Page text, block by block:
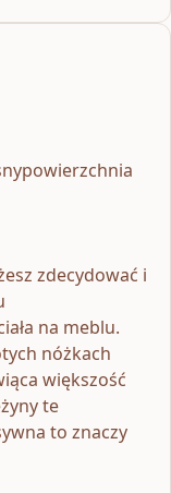
zdecydować i
na meblu.
nóżkach
większość
te
to znaczy